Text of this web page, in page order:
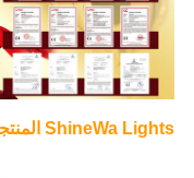
ShineWa Lights المنتجات الساخنة